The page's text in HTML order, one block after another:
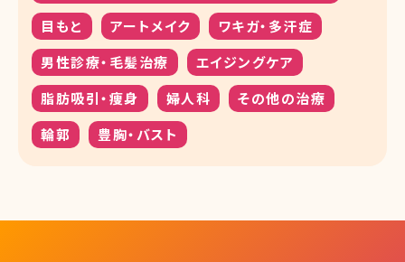
目もと
アートメイク
ワキガ・多汗症
男性診療・毛髪治療
エイジングケア
脂肪吸引・痩身
婦人科
その他の治療
輪郭
豊胸・バスト